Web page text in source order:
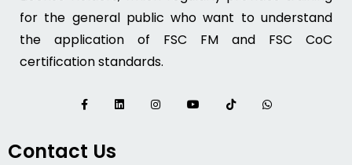
for the general public who want to understand
the application of FSC FM and FSC CoC
certification standards.
Contact Us